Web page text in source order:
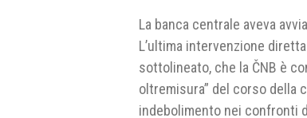
La banca centrale aveva
L’ultima intervenzione
sottolineato, che la ČNB è
oltremisura” del corso della
indebolimento nei confronti